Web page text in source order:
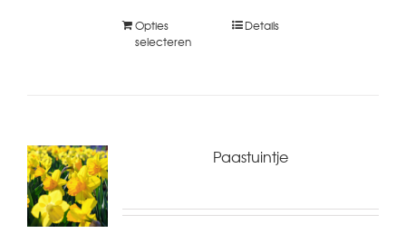
Opties
selecteren
Details
Paastuintje